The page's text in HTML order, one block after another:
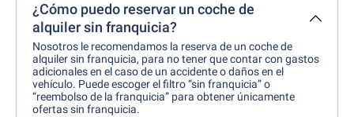
¿Cómo puedo reservar un coche de
alquiler sin franquicia?
Nosotros le recomendamos la reserva de un coche de
alquiler sin franquicia, para no tener que contar con gastos
adicionales en el caso de un accidente o daños en el
vehículo. Puede escoger el filtro “sin franquicia” o
“reembolso de la franquicia” para obtener únicamente
ofertas sin franquicia.